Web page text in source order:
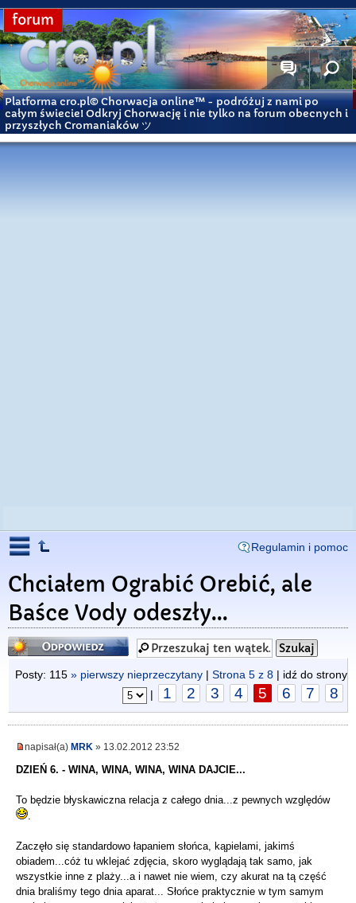
forum
Platforma cro.pl© Chorwacja online™ - podróżuj z nami po
całym świecie! Odkryj Chorwację i nie tylko na forum obecnych i
przyszłych Cromaniaków ツ
Regulamin i pomoc
Chciałem Ograbić Orebić, ale
Baśce Vody odeszły...
Odpowiedz
Posty: 115 » pierwszy nieprzeczytany | Strona 5 z 8 | idź do strony
|
1 2 3 4 5 6 7 8
napisał(a) MRK » 13.02.2012 23:52
DZIEŃ 6. - WINA, WINA, WINA, WINA DAJCIE...
To będzie błyskawiczna relacja z całego dnia...z pewnych względów
.
Zaczęło się standardowo łapaniem słońca, kąpielami, jakimś
obiadem...cóż tu wklejać zdjęcia, skoro wyglądają tak samo, jak
wszystkie inne z plaży...a i nawet nie wiem, czy akurat na tą część
dnia braliśmy tego dnia aparat... Słońce praktycznie w tym samym